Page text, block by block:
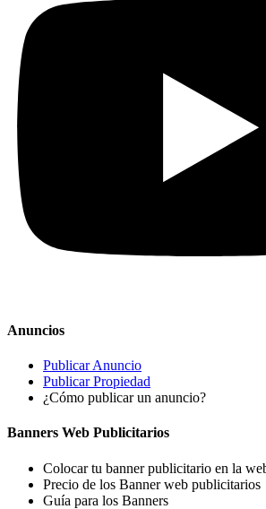
Anuncios
Publicar Anuncio
Publicar Propiedad
¿Cómo publicar un anuncio?
Banners Web Publicitarios
Colocar tu banner publicitario en la
Precio de los Banner web publicitarios
Guía para los Banners